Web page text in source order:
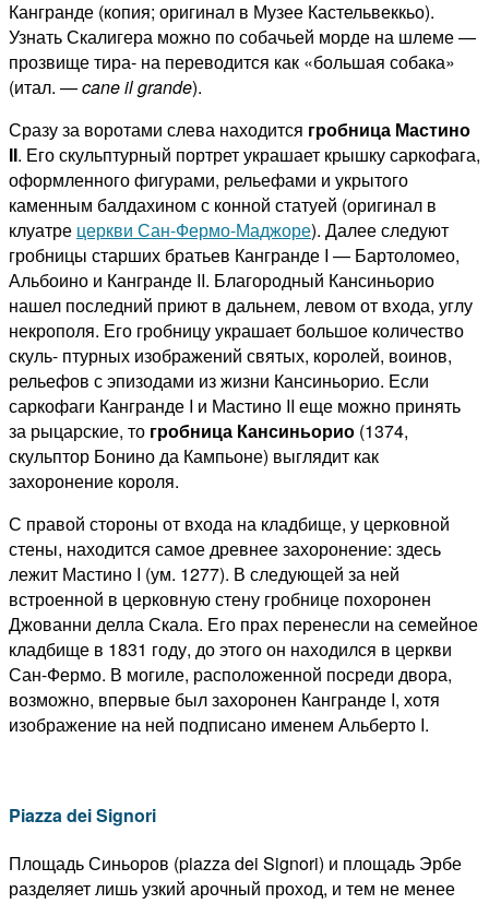
Кангранде (копия; оригинал в Музее Кастельвеккьо).
Узнать Скалигера можно по собачьей морде на шлеме —
прозвище тира- на переводится как «большая собака»
(итал. —cane il grande).
Сразу за воротами слева находится гробница Мастино
II. Его скульптурный портрет украшает крышку саркофага,
оформленного фигурами, рельефами и укрытого
каменным балдахином с конной статуей (оригинал в
клуатре церкви Сан-Фермо-Маджоре). Далее следуют
гробницы старших братьев Кангранде I — Бартоломео,
Альбоино и Кангранде II. Благородный Кансиньорио
нашел последний приют в дальнем, левом от входа, углу
некрополя. Его гробницу украшает большое количество
скуль- птурных изображений святых, королей, воинов,
рельефов с эпизодами из жизни Кансиньорио. Если
саркофаги Кангранде I и Мастино II еще можно принять
за рыцарские, то гробница Кансиньорио (1374,
скульптор Бонино да Кампьоне) выглядит как
захоронение короля.
С правой стороны от входа на кладбище, у церковной
стены, находится самое древнее захоронение: здесь
лежит Мастино I (ум. 1277). В следующей за ней
встроенной в церковную стену гробнице похоронен
Джованни делла Скала. Его прах перенесли на семейное
кладбище в 1831 году, до этого он находился в церкви
Сан-Фермо. В могиле, расположенной посреди двора,
возможно, впервые был захоронен Кангранде I, хотя
изображение на ней подписано именем Альберто I.
Piazza dei Signori
Площадь Синьоров (piazza dei Signori) и площадь Эрбе
разделяет лишь узкий арочный проход, и тем не менее